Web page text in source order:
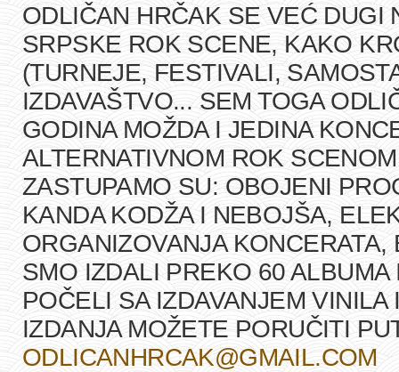
ODLIČAN HRČAK SE VEĆ DUGI
SRPSKE ROK SCENE, KAKO
(TURNEJE, FESTIVALI,
IZDAVAŠTVO... SEM TOGA
GODINA MOŽDA I JEDINA
ALTERNATIVNOM ROK
ZASTUPAMO SU: OBOJENI
KANDA KODŽA I NEBOJŠA,
ORGANIZOVANJA
SMO IZDALI PREKO 60
POČELI SA IZDAVANJEM
IZDANJA MOŽETE PORUČITI
ODLICANHRCAK@GMAIL.COM